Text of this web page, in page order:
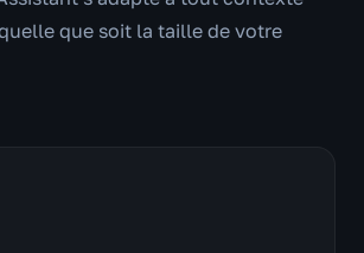
que soit la taille de votre